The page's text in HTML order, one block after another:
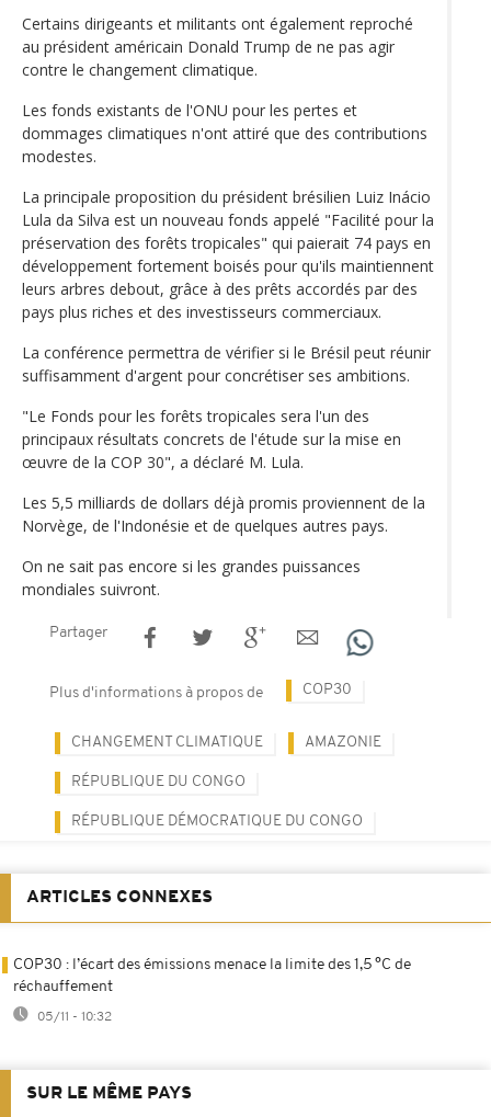
Certains dirigeants et militants ont également reproché
au président américain Donald Trump de ne pas agir
contre le changement climatique.
Les fonds existants de l'ONU pour les pertes et
dommages climatiques n'ont attiré que des contributions
modestes.
La principale proposition du président brésilien Luiz Inácio
Lula da Silva est un nouveau fonds appelé "Facilité pour la
préservation des forêts tropicales" qui paierait 74 pays en
développement fortement boisés pour qu'ils maintiennent
leurs arbres debout, grâce à des prêts accordés par des
pays plus riches et des investisseurs commerciaux.
La conférence permettra de vérifier si le Brésil peut réunir
suffisamment d'argent pour concrétiser ses ambitions.
"Le Fonds pour les forêts tropicales sera l'un des
principaux résultats concrets de l'étude sur la mise en
œuvre de la COP 30", a déclaré M. Lula.
Les 5,5 milliards de dollars déjà promis proviennent de la
Norvège, de l'Indonésie et de quelques autres pays.
On ne sait pas encore si les grandes puissances
mondiales suivront.
Partager
Plus d'informations à propos de COP30
CHANGEMENT CLIMATIQUE AMAZONIE
RÉPUBLIQUE DU CONGO
RÉPUBLIQUE DÉMOCRATIQUE DU CONGO
ARTICLES CONNEXES
COP30 : l’écart des émissions menace la limite des 1,5 °C de
réchauffement
05/11 - 10:32
SUR LE MÊME PAYS